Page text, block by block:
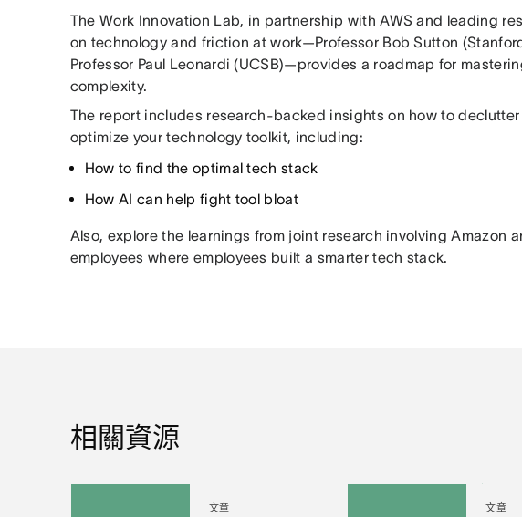
The Work Innovation Lab, in partnership with AWS and leading
on technology and friction at work—Professor Bob Sutton
Professor Paul Leonardi (UCSB)—provides a roadmap for
complexity.
The report includes research-backed insights on how to declutter
optimize your technology toolkit, including:
How to find the optimal tech stack
How AI can help fight tool bloat
Also, explore the learnings from joint research involving Amazon
employees where employees built a smarter tech stack.
相關資源
文章 文章